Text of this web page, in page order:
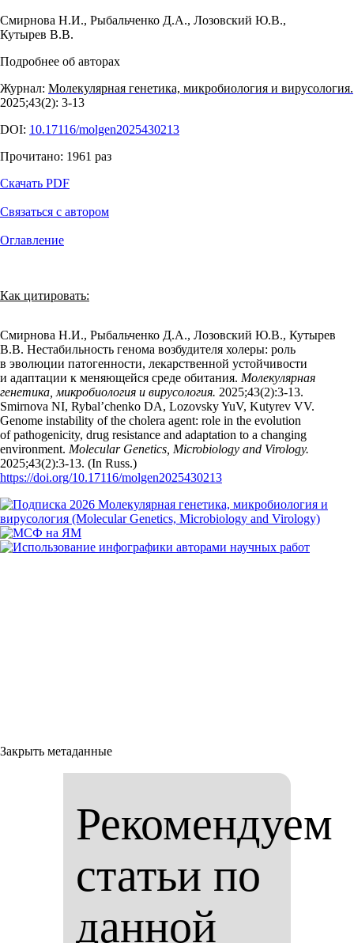
Смирнова Н.И., Рыбальченко Д.А., Лозовский Ю.В.,
Кутырев В.В.
Подробнее об авторах
Журнал: Молекулярная генетика, микробиология и вирусология.
2025;43(2): 3‑13
DOI: 10.17116/molgen2025430213
Прочитано: 1961 раз
Скачать PDF
Связаться с автором
Оглавление
Как цитировать:
Смирнова Н.И., Рыбальченко Д.А., Лозовский Ю.В., Кутырев
В.В. Нестабильность генома возбудителя холеры: роль
в эволюции патогенности, лекарственной устойчивости
и адаптации к меняющейся среде обитания. Молекулярная
генетика, микробиология и вирусология. 2025;43(2):3‑13.
Smirnova NI, Rybal’chenko DA, Lozovsky YuV, Kutyrev VV.
Genome instability of the cholera agent: role in the evolution
of pathogenicity, drug resistance and adaptation to a changing
environment. Molecular Genetics, Microbiology and Virology.
2025;43(2):3‑13. (In Russ.)
https://doi.org/10.17116/molgen2025430213
Закрыть метаданные
Рекомендуем
статьи по
данной